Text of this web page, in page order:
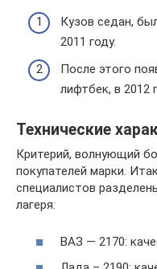
Кузов седан,
2011 году.
После этого
лифтбек, в 2012
Технические
Критерий, волнующий
покупателей марки.
специалистов
лагеря:
ВАЗ — 2170: